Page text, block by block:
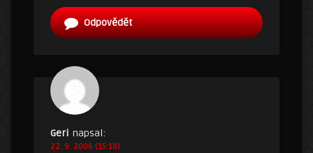
Odpovědět
Geri napsal:
22. 9. 2006 (15:18)